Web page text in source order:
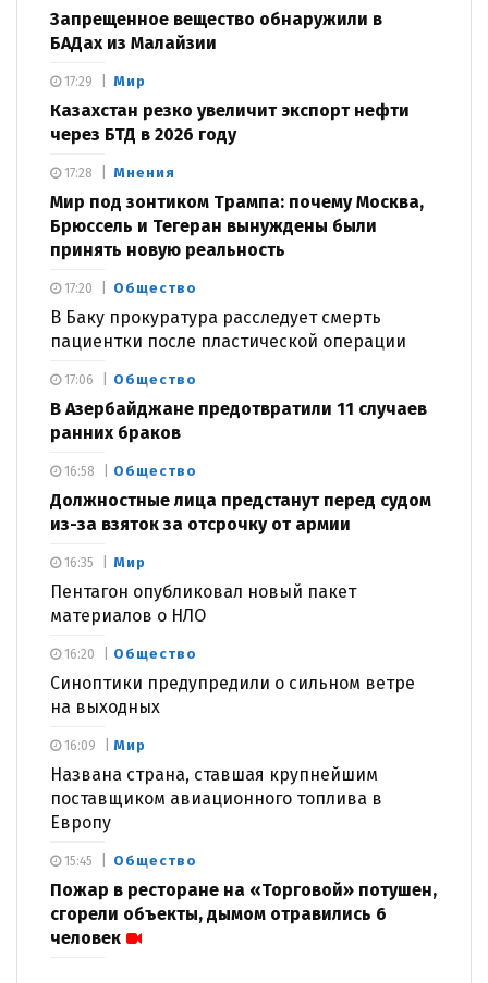
Запрещенное вещество обнаружили в
БАДах из Малайзии
Мир
Казахстан резко увеличит экспорт нефти
через БТД в 2026 году
17:29
Мнения
Мир под зонтиком Трампа: почему Москва,
Брюссель и Тегеран вынуждены были
принять новую реальность
17:28
Общество
В Баку прокуратура расследует смерть
пациентки после пластической операции
17:20
Общество
В Азербайджане предотвратили 11 случаев
ранних браков
17:06
Общество
Должностные лица предстанут перед судом
из-за взяток за отсрочку от армии
16:58
Мир
Пентагон опубликовал новый пакет
материалов о НЛО
16:35
Общество
Синоптики предупредили о сильном ветре
на выходных
16:20
Мир
Названа страна, ставшая крупнейшим
поставщиком авиационного топлива в
Европу
16:09
Общество
Пожар в ресторане на «Торговой» потушен,
сгорели объекты, дымом отравились 6
человек
15:45